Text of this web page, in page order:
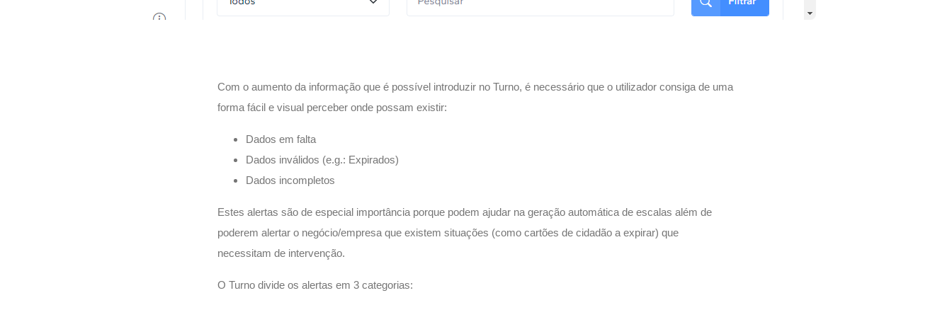
Com o aumento da informação que é possível introduzir no Turno, é necessário que o utilizador consiga de uma
forma fácil e visual perceber onde possam existir:
Dados em falta
Dados inválidos (e.g.: Expirados)
Dados incompletos
Estes alertas são de especial importância porque podem ajudar na geração automática de escalas além de
poderem alertar o negócio/empresa que existem situações (como cartões de cidadão a expirar) que
necessitam de intervenção.
O Turno divide os alertas em 3 categorias: